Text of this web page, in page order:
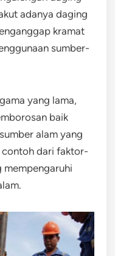
adanya daging
kramat
sumber-
yang lama,
baik
alam yang
contoh dari faktor-
mempengaruhi